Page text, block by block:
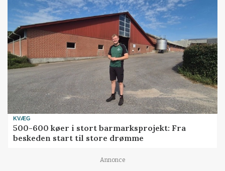
KVÆG
500-600 køer i stort barmarksprojekt: Fra
beskeden start til store drømme
Annonce